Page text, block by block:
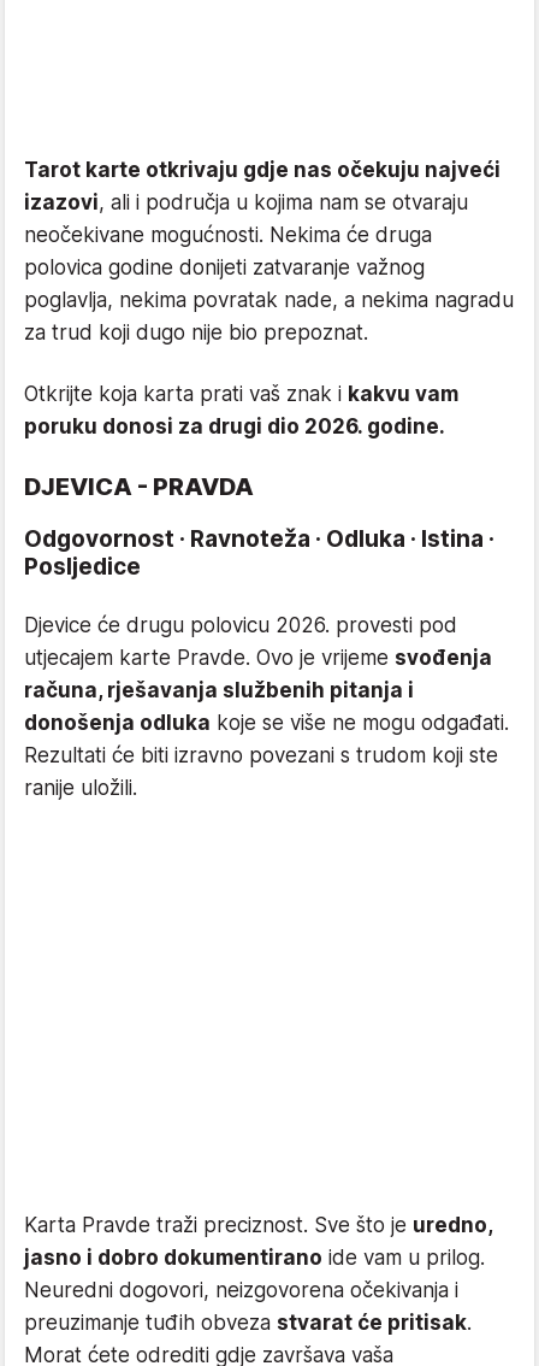
Tarot karte otkrivaju gdje nas očekuju najveći
izazovi, ali i područja u kojima nam se otvaraju
neočekivane mogućnosti. Nekima će druga
polovica godine donijeti zatvaranje važnog
poglavlja, nekima povratak nade, a nekima nagradu
za trud koji dugo nije bio prepoznat.
Otkrijte koja karta prati vaš znak i kakvu vam
poruku donosi za drugi dio 2026. godine.
DJEVICA - PRAVDA
Odgovornost · Ravnoteža · Odluka · Istina ·
Posljedice
Djevice će drugu polovicu 2026. provesti pod
utjecajem karte Pravde. Ovo je vrijeme svođenja
računa, rješavanja službenih pitanja i
donošenja odluka koje se više ne mogu odgađati.
Rezultati će biti izravno povezani s trudom koji ste
ranije uložili.
Karta Pravde traži preciznost. Sve što je uredno,
jasno i dobro dokumentirano ide vam u prilog.
Neuredni dogovori, neizgovorena očekivanja i
preuzimanje tuđih obveza stvarat će pritisak.
Morat ćete odrediti gdje završava vaša